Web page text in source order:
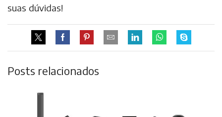
suas dúvidas!
Posts relacionados